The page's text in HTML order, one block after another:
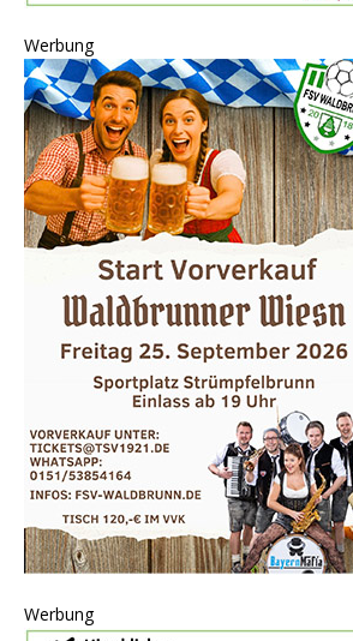
Werbung
Werbung